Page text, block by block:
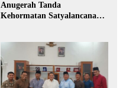
Anugerah Tanda
Kehormatan Satyalancana